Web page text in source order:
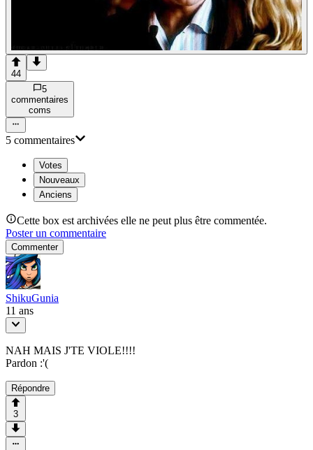
44
5
commentaires
coms
5 commentaires
Votes
Nouveaux
Anciens
Cette box est archivées elle ne peut plus être commentée.
Poster un commentaire
Commenter
ShikuGunia
11 ans
NAH MAIS J'TE VIOLE!!!!
Pardon :'(
Répondre
3